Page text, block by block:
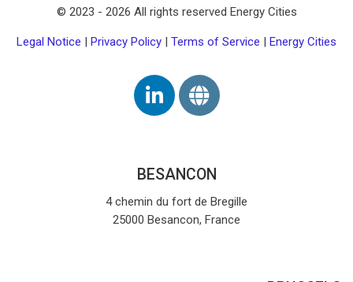
© 2023 - 2026 All rights reserved Energy Cities
Legal Notice | Privacy Policy | Terms of Service | Energy Cities
BESANCON
4 chemin du fort de Bregille
25000 Besancon, France